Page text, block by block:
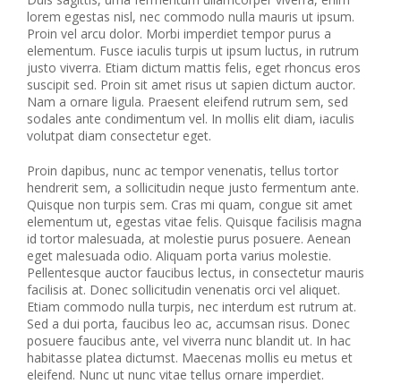
lorem egestas nisl, nec commodo nulla mauris ut ipsum.
Proin vel arcu dolor. Morbi imperdiet tempor purus a
elementum. Fusce iaculis turpis ut ipsum luctus, in rutrum
justo viverra. Etiam dictum mattis felis, eget rhoncus eros
suscipit sed. Proin sit amet risus ut sapien dictum auctor.
Nam a ornare ligula. Praesent eleifend rutrum sem, sed
sodales ante condimentum vel. In mollis elit diam, iaculis
volutpat diam consectetur eget.
Proin dapibus, nunc ac tempor venenatis, tellus tortor
hendrerit sem, a sollicitudin neque justo fermentum ante.
Quisque non turpis sem. Cras mi quam, congue sit amet
elementum ut, egestas vitae felis. Quisque facilisis magna
id tortor malesuada, at molestie purus posuere. Aenean
eget malesuada odio. Aliquam porta varius molestie.
Pellentesque auctor faucibus lectus, in consectetur mauris
facilisis at. Donec sollicitudin venenatis orci vel aliquet.
Etiam commodo nulla turpis, nec interdum est rutrum at.
Sed a dui porta, faucibus leo ac, accumsan risus. Donec
posuere faucibus ante, vel viverra nunc blandit ut. In hac
habitasse platea dictumst. Maecenas mollis eu metus et
eleifend. Nunc ut nunc vitae tellus ornare imperdiet.